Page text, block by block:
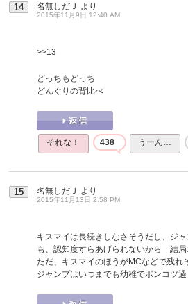
14 名無しだＪ より
2015年11月9日 12:40 AM
>>13
どっちもどっち
どんぐりの背比べ
それな！ 438 うーん…
15 名無しだＪ より
2015年11月13日 2:58 PM
キスマイは長続きしなさそうだし、ジ
も、認知度すらあげられないから 結局
ただ、キスマイのほうがMCなどで残れ
ジャンプはいつまでも幼稚でポンコツ過